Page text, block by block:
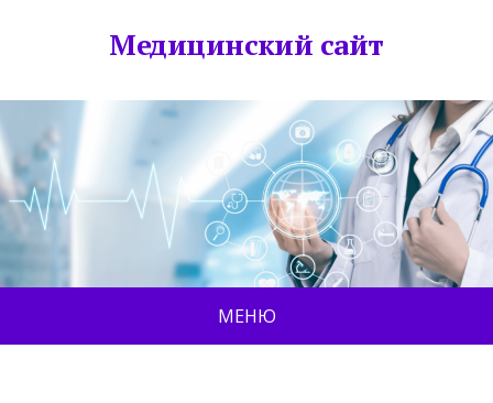
Медицинский сайт
МЕНЮ